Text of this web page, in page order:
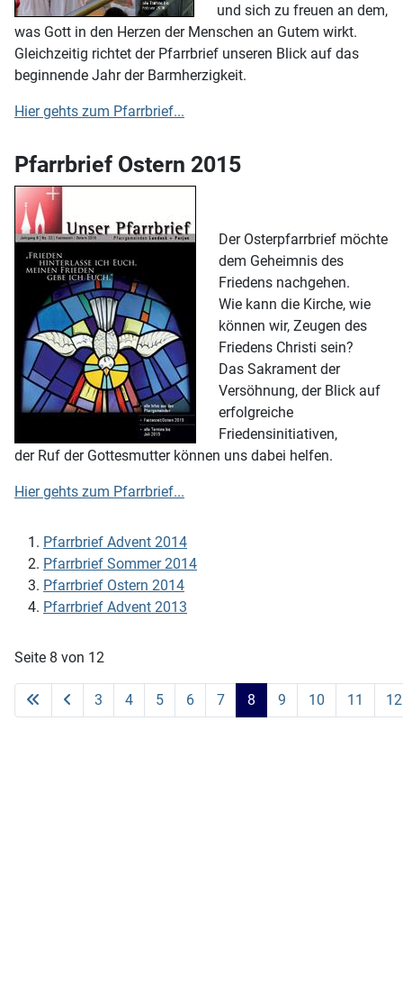
und sich zu freuen an dem,
was Gott in den Herzen der Menschen an Gutem wirkt.
Gleichzeitig richtet der Pfarrbrief unseren Blick auf das
beginnende Jahr der Barmherzigkeit.
Hier gehts zum Pfarrbrief...
Pfarrbrief Ostern 2015
Der Osterpfarrbrief möchte
dem Geheimnis des
Friedens nachgehen.
Wie kann die Kirche, wie
können wir, Zeugen des
Friedens Christi sein?
Das Sakrament der
Versöhnung, der Blick auf
erfolgreiche
Friedensinitiativen,
der Ruf der Gottesmutter können uns dabei helfen.
Hier gehts zum Pfarrbrief...
Pfarrbrief Advent 2014
Pfarrbrief Sommer 2014
Pfarrbrief Ostern 2014
Pfarrbrief Advent 2013
Seite 8 von 12
3 4 5 6 7 8 9 10 11 12